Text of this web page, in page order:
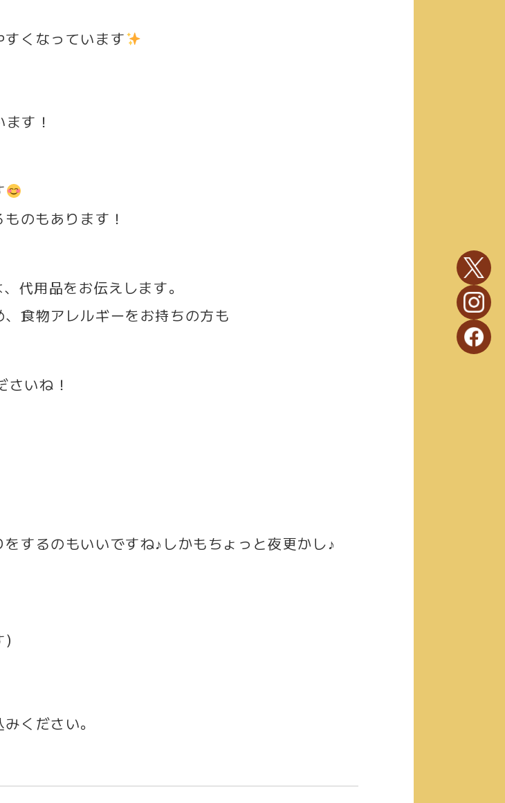
くなっています
す！
のもあります！
代用品をお伝えします。
食物アレルギーをお持ちの方も
さいね！
するのもいいですね♪しかもちょっと夜更かし♪
ください。